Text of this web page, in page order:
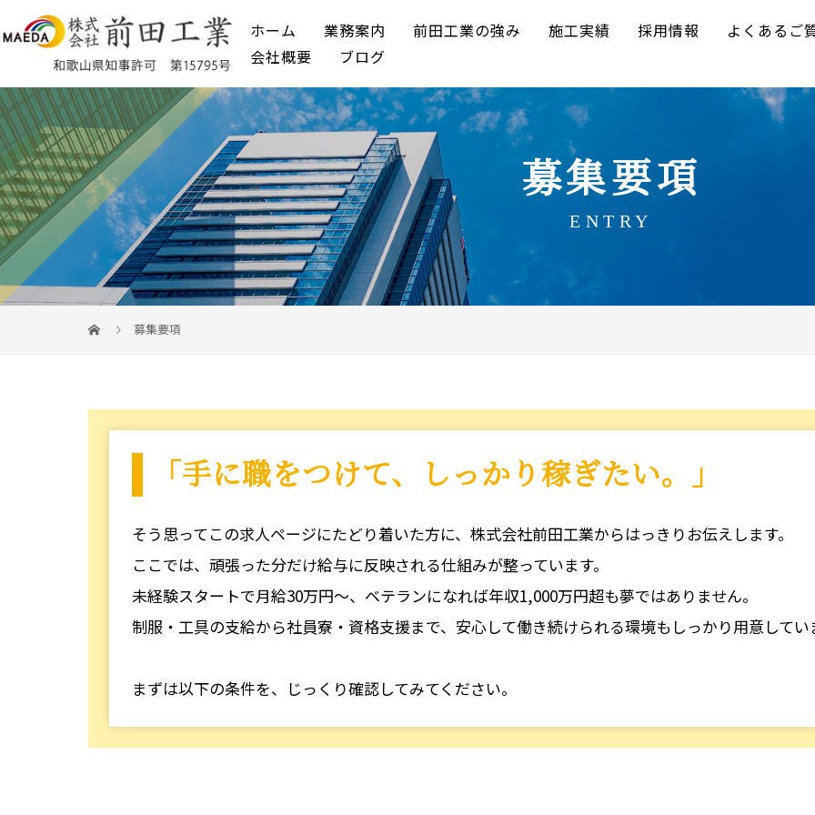
ホーム 業務案内 前田工業の強み 施工実績 採用情報
よくあるご
会社概要
ブログ
募集要項
ENTRY
募集要項
「手に職をつけて、しっかり稼ぎたい。」
そう思ってこの求人ページにたどり着いた方に、株式会社前田工業からはっきりお伝えします。
ここでは、頑張った分だけ給与に反映される仕組みが整っています。
未経験スタートで月給30万円〜、ベテランになれば年収1,000万円超も夢ではありません。
制服・工具の支給から社員寮・資格支援まで、安心して働き続けられる環境もしっかり用意してい
まずは以下の条件を、じっくり確認してみてください。